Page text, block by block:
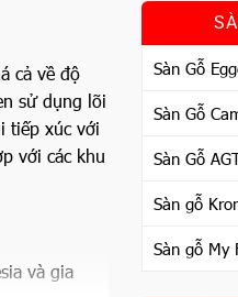
cả về độ
sử dụng lõi
tiếp xúc với
với các khu
và gia
Sàn Gỗ
Sàn Gỗ
Sàn Gỗ
Sàn gỗ
Sàn gỗ My